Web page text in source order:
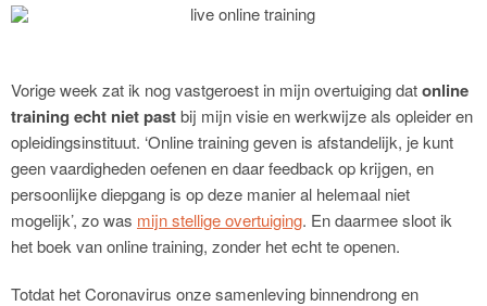
Vorige week zat ik nog vastgeroest in mijn overtuiging datonline
training echt niet pastbij mijn visie en werkwijze als opleider en
opleidingsinstituut. ‘Online training geven is afstandelijk, je kunt
geen vaardigheden oefenen en daar feedback op krijgen, en
persoonlijke diepgang is op deze manier al helemaal niet
mogelijk’, zo was mijn stellige overtuiging. En daarmee sloot ik
het boek van online training, zonder het echt te openen.
Totdat het Coronavirus onze samenleving binnendrong en